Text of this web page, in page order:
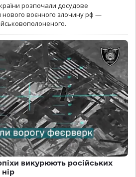
розпочали досудове
нового воєнного злочину рф —
викурюють російських